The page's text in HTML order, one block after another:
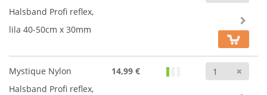
Halsband Profi reflex,
lila 40-50cm x 30mm
Mystique Nylon
Halsband Profi reflex,
14,99 €